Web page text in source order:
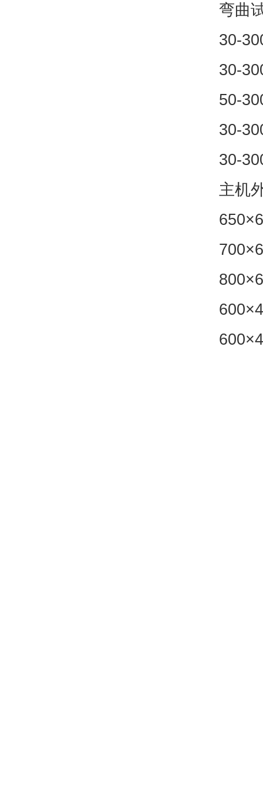
弯曲
30-
30-
50-
30-
30-
主机